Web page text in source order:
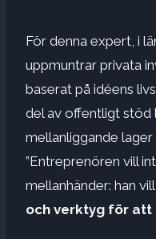
För denna expert, i
uppmuntrar privata
baserat på idéens
del av offentligt stöd
mellanliggande
”Entreprenören vill
mellanhänder: han
och verktyg för att